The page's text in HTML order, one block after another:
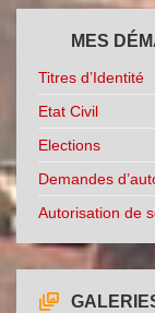
MES
Titres d’Identité
Etat Civil
Elections
Demandes
Autorisation de